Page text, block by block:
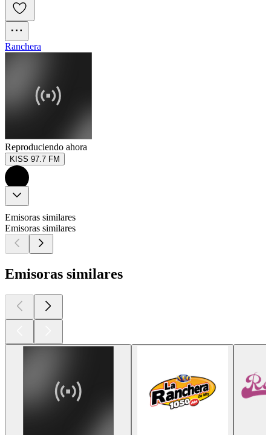
Ranchera
Reproduciendo ahora
KISS 97.7 FM
Emisoras similares
Emisoras similares
Emisoras similares